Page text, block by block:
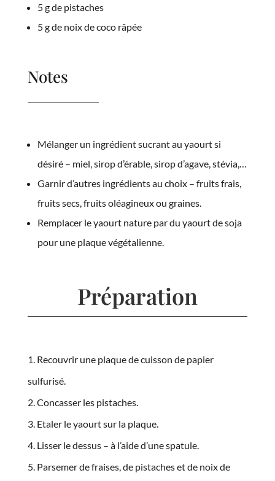
5 g de pistaches
5 g de noix de coco râpée
Notes
Mélanger un ingrédient sucrant au yaourt si
désiré – miel, sirop d’érable, sirop d’agave, stévia,…
Garnir d’autres ingrédients au choix – fruits frais,
fruits secs, fruits oléagineux ou graines.
Remplacer le yaourt nature par du yaourt de soja
pour une plaque végétalienne.
Préparation
Recouvrir une plaque de cuisson de papier
sulfurisé.
Concasser les pistaches.
Etaler le yaourt sur la plaque.
Lisser le dessus – à l’aide d’une spatule.
Parsemer de fraises, de pistaches et de noix de